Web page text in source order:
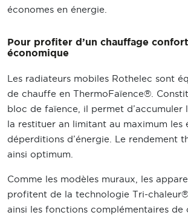
économes en énergie.
Pour profiter d’un chauffage
économique
Les radiateurs mobiles Rothelec sont
de chauffe en ThermoFaïence®.
bloc de faïence, il permet d’accumuler
la restituer an limitant au maximum les
déperditions d’énergie. Le rendement
ainsi optimum.
Comme les modèles muraux, les
profitent de la technologie Tri-
ainsi les fonctions complémentaires de